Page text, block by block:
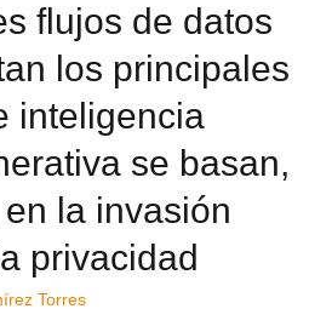
flujos de datos
los principales
inteligencia
se basan,
la invasión
privacidad
Torres